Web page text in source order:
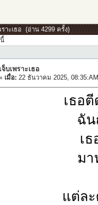
าะเธอ (อ่าน 4299 ครั้ง)
เจ็บเพราะเธอ
เมื่อ: 22 ธันวาคม 2025,
เธอ
ฉัน
เ
มา
แต่ล